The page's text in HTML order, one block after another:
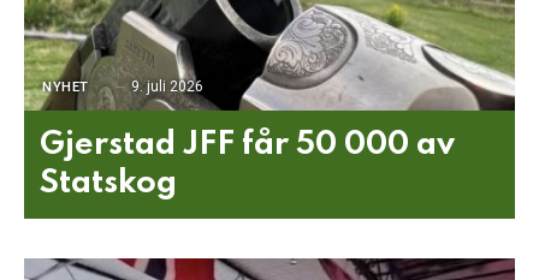
NYHET 9. juli 2026
Gjerstad JFF får 50 000 av
Statskog